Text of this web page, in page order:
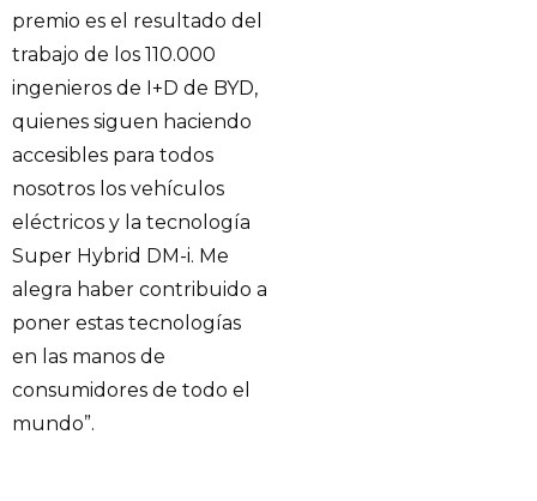
premio es el resultado del
trabajo de los 110.000
ingenieros de I+D de BYD,
quienes siguen haciendo
accesibles para todos
nosotros los vehículos
eléctricos y la tecnología
Super Hybrid DM-i. Me
alegra haber contribuido a
poner estas tecnologías
en las manos de
consumidores de todo el
mundo”.